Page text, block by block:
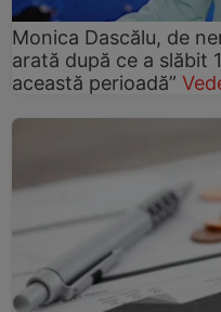
Monica Dascălu, de
arată după ce a slăbit
această perioadă”